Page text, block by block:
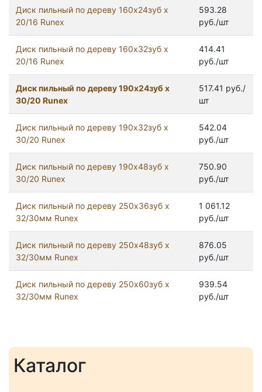
Каталог
Диск пильный по дереву 160х24зуб х
20/16 Runex
593.28
руб./шт
Диск пильный по дереву 160х32зуб х
20/16 Runex
414.41
руб./шт
Диск пильный по дереву 190х24зуб х
30/20 Runex
517.41 руб./
шт
Диск пильный по дереву 190х32зуб х
30/20 Runex
542.04
руб./шт
Диск пильный по дереву 190х48зуб х
30/20 Runex
750.90
руб./шт
Диск пильный по дереву 250х36зуб х
32/30мм Runex
1 061.12
руб./шт
Диск пильный по дереву 250х48зуб х
32/30мм Runex
876.05
руб./шт
Диск пильный по дереву 250х60зуб х
32/30мм Runex
939.54
руб./шт